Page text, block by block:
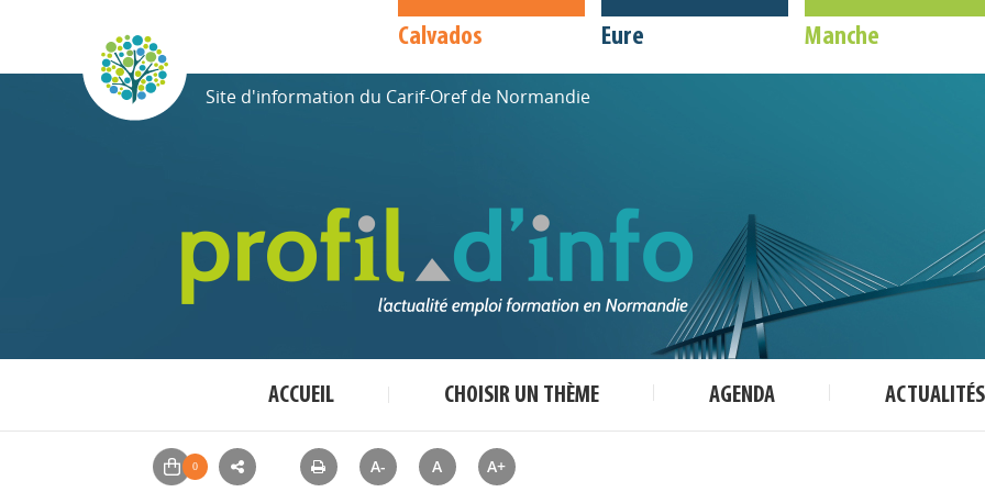
Calvados Eure Manche
Site d'information du Carif-Oref de Normandie
ACCUEIL CHOISIR UN THÈME AGENDA ACTUALITÉS
A- A A+